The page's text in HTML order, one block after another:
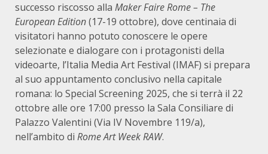
successo riscosso alla Maker Faire Rome – The
European Edition(17-19 ottobre), dove centinaia di
visitatori hanno potuto conoscere le opere
selezionate e dialogare con i protagonisti della
videoarte, l’Italia Media Art Festival (IMAF) si prepara
al suo appuntamento conclusivo nella capitale
romana: lo Special Screening 2025, che si terrà il 22
ottobre alle ore 17:00 presso la Sala Consiliare di
Palazzo Valentini (Via IV Novembre 119/a),
nell’ambito di Rome Art Week RAW.